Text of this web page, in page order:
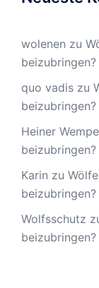
wolenen zu
quo vadis zu
Heiner Wempe
Karin zu
Wolfsschutz